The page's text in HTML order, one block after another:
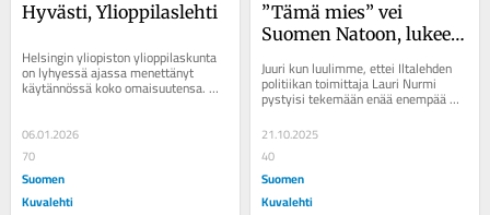
Hyvästi, Ylioppilaslehti
Helsingin yliopiston ylioppilaskunta
on lyhyessä ajassa menettänyt
käytännössä koko omaisuutensa.
Juridinen konkurssi vältettiin...
06.01.2026
70
Suomen
Kuvalehti
”Tämä mies” vei
Suomen Natoon, lukee
kansan traumasta
Juuri kun luulimme, ettei Iltalehden
politiikan toimittaja Lauri Nurmi
pystyisi tekemään enää enempää
isänmaan eteen, hän lähti...
21.10.2025
40
Suomen
Kuvalehti